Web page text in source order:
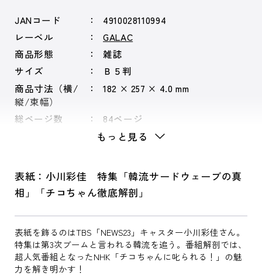
JANコード
4910028110994
レーベル
GALAC
商品形態
雑誌
サイズ
Ｂ５判
商品寸法（横/
縦/束幅）
182 × 257 × 4.0 mm
総ページ数 84ページ
もっと見る
表紙：小川彩佳 特集「韓流サードウェーブの真
相」「チコちゃん徹底解剖」
表紙を飾るのはTBS「NEWS23」キャスター小川彩佳さん。
特集は第3次ブームと言われる韓流を追う。番組解剖では、
超人気番組となったNHK「チコちゃんに叱られる！」の魅
力を解き明かす！